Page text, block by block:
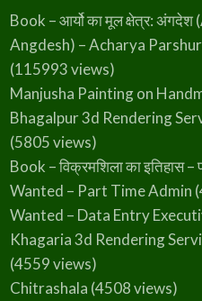
Book – आर्यो का मूल क्षेत्र:
Angdesh) – Acharya
(115993 views)
Manjusha Painting on
Bhagalpur 3d Rendering
(5805 views)
Book – विक्रमशिला का इतिहास –
Wanted – Part Time Admin
Wanted – Data Entry
Khagaria 3d Rendering
(4559 views)
Chitrashala (4508 views)